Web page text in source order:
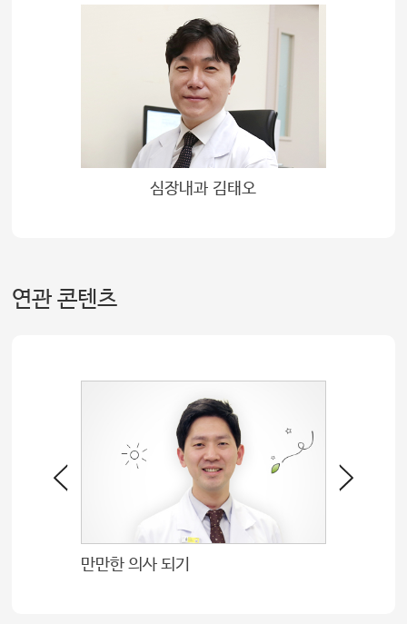
심장내과 김태오
연관 콘텐츠
만만한 의사 되기